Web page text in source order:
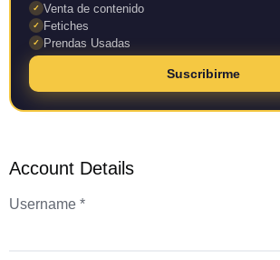
✓ Venta de contenido
✓ Fetiches
✓ Prendas Usadas
Suscribirme
Account Details
Username *